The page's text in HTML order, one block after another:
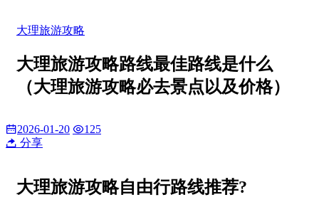
大理旅游攻略
大理旅游攻略路线最佳路线是什么
（大理旅游攻略必去景点以及价格）
2026-01-20
125
分享
大理旅游攻略自由行路线推荐?